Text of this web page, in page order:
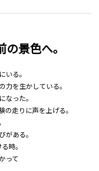
景色へ。
いる。
力を生かしている。
なった。
走りに声を上げる。
がある。
時。
って